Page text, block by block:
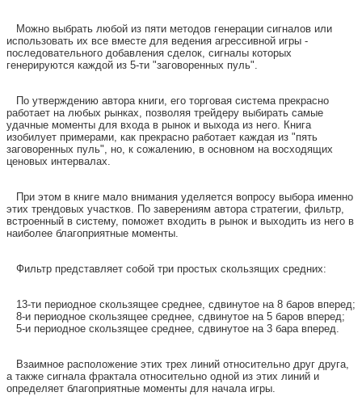
Можно выбрать любой из пяти методов генерации сигналов или
использовать их все вместе для ведения агрессивной игры -
последовательного добавления сделок, сигналы которых
генерируются каждой из 5-ти "заговоренных пуль".
По утверждению автора книги, его торговая система прекрасно
работает на любых рынках, позволяя трейдеру выбирать самые
удачные моменты для входа в рынок и выхода из него. Книга
изобилует примерами, как прекрасно работает каждая из "пять
заговоренных пуль", но, к сожалению, в основном на восходящих
ценовых интервалах.
При этом в книге мало внимания уделяется вопросу выбора именно
этих трендовых участков. По заверениям автора стратегии, фильтр,
встроенный в систему, поможет входить в рынок и выходить из него в
наиболее благоприятные моменты.
Фильтр представляет собой три простых скользящих средних:
13-ти периодное скользящее среднее, сдвинутое на 8 баров вперед;
8-и периодное скользящее среднее, сдвинутое на 5 баров вперед;
5-и периодное скользящее среднее, сдвинутое на 3 бара вперед.
Взаимное расположение этих трех линий относительно друг друга,
а также сигнала фрактала относительно одной из этих линий и
определяет благоприятные моменты для начала игры.